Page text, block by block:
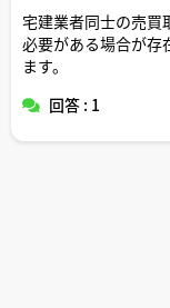
宅建業者同士の売買
必要がある場合が存
ます。
回答 : 1